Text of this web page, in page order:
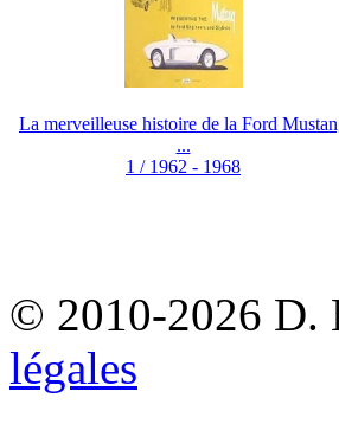
La merveilleuse histoire de la Ford
...
1 / 1962 - 1968
© 2010-2026 D.
légales